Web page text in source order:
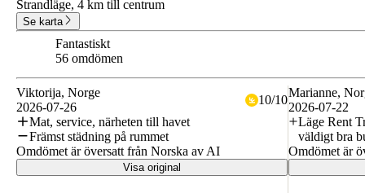
Strandläge, 4 km till centrum
Se karta
Fantastiskt
56 omdömen
Viktorija, Norge
2026-07-26
10/10
Mat, service, närheten till havet
Främst städning på rummet
Omdömet är översatt från Norska av AI
Visa original
Marianne,
2026-07-22
Läge Rent
väldigt bra
Omdömet är